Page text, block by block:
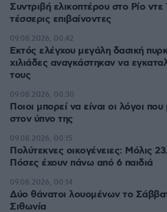
Συντριβή ελικοπτέρου στο Ρίο ντε
τέσσερις επιβαίνοντες
Εκτός ελέγχου μεγάλη δασική
χιλιάδες αναγκάστηκαν να
τους
09.08.2026, 00:42
Ποιοι μπορεί να είναι οι λόγοι που
στον ύπνο της
09.08.2026, 00:30
Πολύτεκνες οικογένειες: Μόλις
Πόσες έχουν πάνω από 6 παιδιά
09.08.2026, 00:15
Δύο θάνατοι λουομένων το
Σιθωνία
09.08.2026, 00:14